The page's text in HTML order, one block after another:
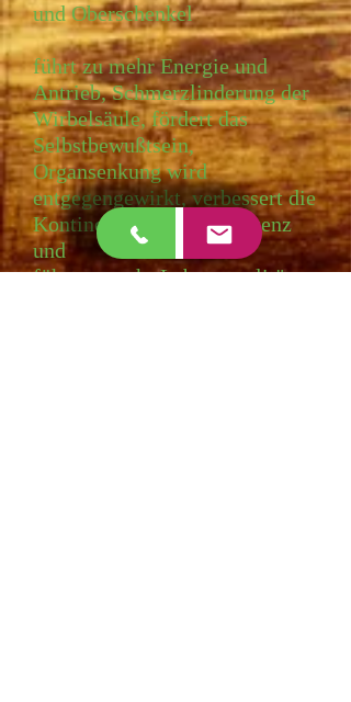
und Oberschenkel
führt zu mehr Energie und
Antrieb, Schmerzlinderung der
Wirbelsäule, fördert das
Selbstbewußtsein,
Organsenkung wird
entgegengewirkt, verbessert die
Kontinenz, erhöht die Potenz
und
führt zu mehr Lebensqualität